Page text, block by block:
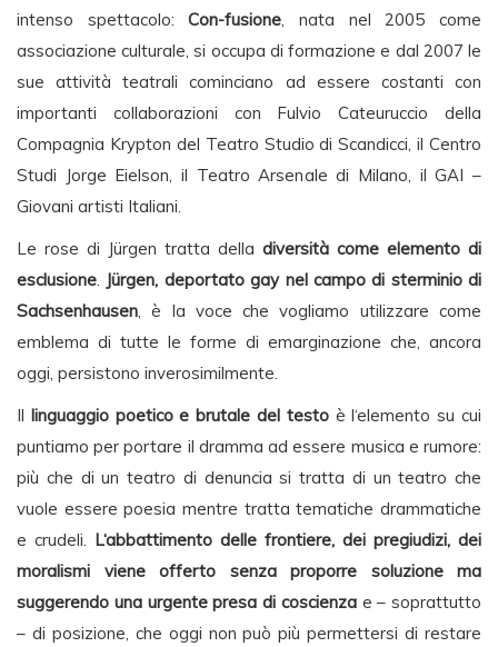
intenso spettacolo:Con-fusione, nata nel 2005 come
associazione culturale, si occupa di formazione e dal 2007 le
sue attività teatrali cominciano ad essere costanti con
importanti collaborazioni con Fulvio Cateuruccio della
Compagnia Krypton del Teatro Studio di Scandicci, il Centro
Studi Jorge Eielson, il Teatro Arsenale di Milano, il GAI –
Giovani artisti Italiani.
Le rose di Jürgen tratta della diversità come elemento di
esclusione. Jürgen, deportato gay nel campo di sterminio di
Sachsenhausen, è la voce che vogliamo utilizzare come
emblema di tutte le forme di emarginazione che, ancora
oggi, persistono inverosimilmente.
Il linguaggio poetico e brutale del testoè l‘elemento su cui
puntiamo per portare il dramma ad essere musica e rumore:
più che di un teatro di denuncia si tratta di un teatro che
vuole essere poesia mentre tratta tematiche drammatiche
e crudeli. L‘abbattimento delle frontiere, dei pregiudizi, dei
moralismi viene offerto senza proporre soluzione ma
suggerendo una urgente presa di coscienza e – soprattutto
– di posizione, che oggi non può più permettersi di restare